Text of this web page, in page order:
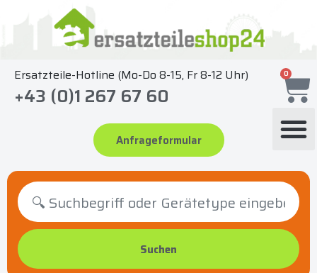
springen
Ersatzteile-Hotline (Mo-Do 8-15, Fr 8-12 Uhr)
+43 (0)1 267 67 60
Anfrageformular
0